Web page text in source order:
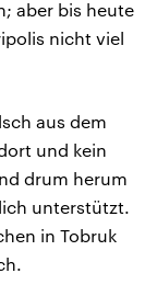
aber bis heute
nicht viel
aus dem
und kein
drum herum
unterstützt.
in Tobruk